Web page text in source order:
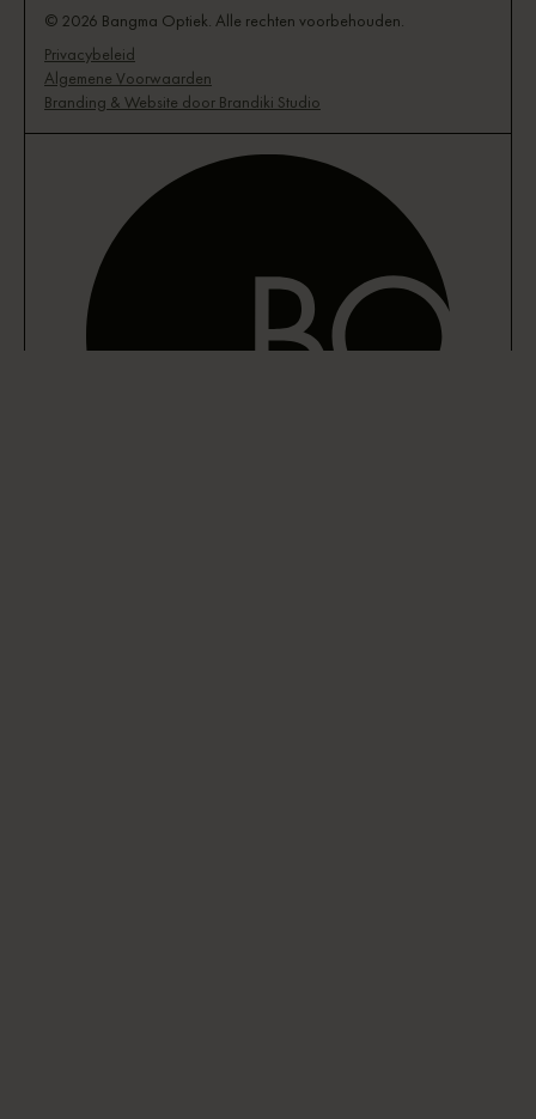
© 2026 Bangma Optiek. Alle rechten voorbehouden.
Privacybeleid
Algemene Voorwaarden
Branding & Website door Brandiki Studio